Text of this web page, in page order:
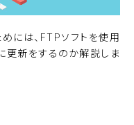
には、FTPソフトを使用
更新をするのか解説しま